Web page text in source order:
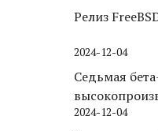
Релиз
2024-12-04
Седьмая
движка
2024-12-04